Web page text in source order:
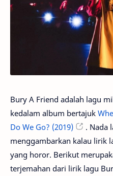
Bury A Friend adalah lagu
kedalam album bertajuk
Do We Go? (2019)
. Nada
menggambarkan kalau lirik
yang horor. Berikut
terjemahan dari lirik lagu